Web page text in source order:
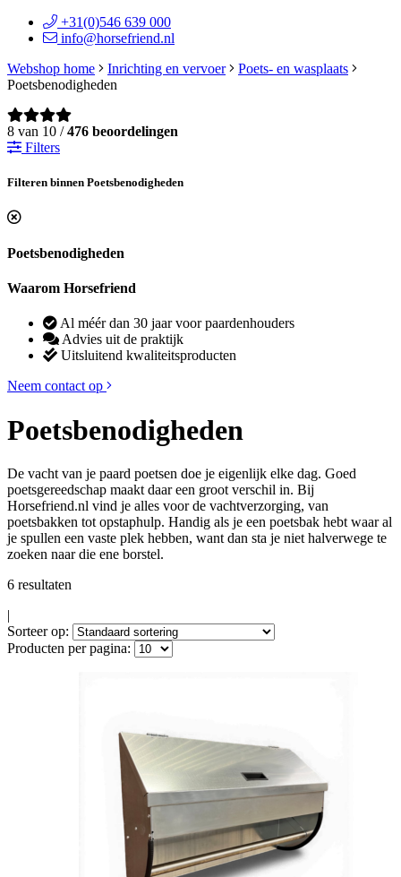
+31(0)546 639 000
info@horsefriend.nl
Webshop home
Inrichting en vervoer
Poets- en wasplaats
Poetsbenodigheden
8 van 10 /476 beoordelingen
Filters
Filteren binnen Poetsbenodigheden
Poetsbenodigheden
Waarom Horsefriend
Al méér dan 30 jaar voor paardenhouders
Advies uit de praktijk
Uitsluitend kwaliteitsproducten
Neem contact op
Poetsbenodigheden
De vacht van je paard poetsen doe je eigenlijk elke dag. Goed
poetsgereedschap maakt daar een groot verschil in. Bij
Horsefriend.nl vind je alles voor de vachtverzorging, van
poetsbakken tot opstaphulp. Handig als je een poetsbak hebt waar al
je spullen een vaste plek hebben, want dan sta je niet halverwege te
zoeken naar die ene borstel.
6 resultaten
|
Sorteer op:
Producten per pagina: